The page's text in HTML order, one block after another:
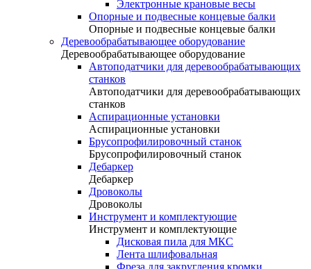
Электронные крановые весы
Опорные и подвесные концевые балки
Опорные и подвесные концевые балки
Деревообрабатывающее оборудование
Деревообрабатывающее оборудование
Автоподатчики для деревообрабатывающих
станков
Автоподатчики для деревообрабатывающих
станков
Аспирационные установки
Аспирационные установки
Брусопрофилировочный станок
Брусопрофилировочный станок
Дебаркер
Дебаркер
Дровоколы
Дровоколы
Инструмент и комплектующие
Инструмент и комплектующие
Дисковая пила для МКС
Лента шлифовальная
Фреза для закругления кромки